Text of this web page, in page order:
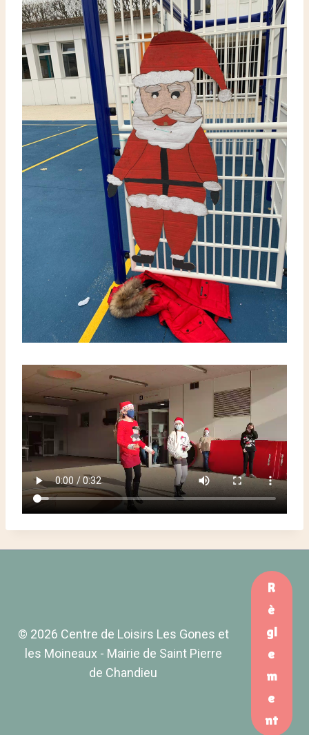
© 2026 Centre de Loisirs Les Gones et
les Moineaux - Mairie de Saint Pierre
de Chandieu
R
è
gl
e
m
e
nt